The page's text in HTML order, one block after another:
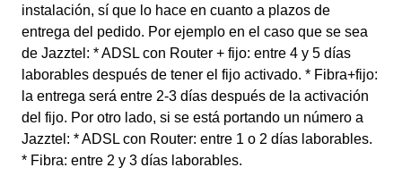
instalación, sí que lo hace en cuanto a plazos de
entrega del pedido. Por ejemplo en el caso que se sea
de Jazztel: * ADSL con Router + fijo: entre 4 y 5 días
laborables después de tener el fijo activado. * Fibra+fijo:
la entrega será entre 2-3 días después de la activación
del fijo. Por otro lado, si se está portando un número a
Jazztel: * ADSL con Router: entre 1 o 2 días laborables.
* Fibra: entre 2 y 3 días laborables.